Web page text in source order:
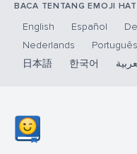
BACA TENTANG EMOJI
English Español
Nederlands
Português
日本語
한국어